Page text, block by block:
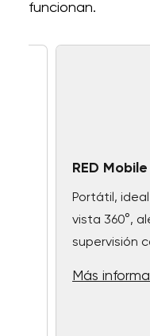
funcionan.
RED Mobile
Portátil,
vista 360°,
supervisión
Más